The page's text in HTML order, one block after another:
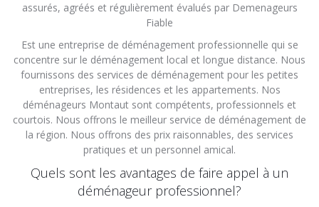
assurés, agréés et régulièrement évalués par Demenageurs
Fiable
Est une entreprise de déménagement professionnelle qui se
concentre sur le déménagement local et longue distance. Nous
fournissons des services de déménagement pour les petites
entreprises, les résidences et les appartements. Nos
déménageurs Montaut sont compétents, professionnels et
courtois. Nous offrons le meilleur service de déménagement de
la région. Nous offrons des prix raisonnables, des services
pratiques et un personnel amical.
Quels sont les avantages de faire appel à un
déménageur professionnel?